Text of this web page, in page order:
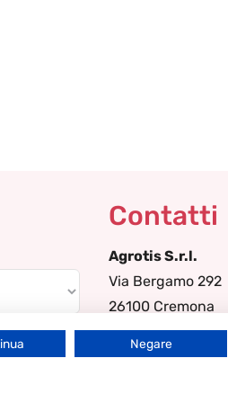
Contatti
Agrotis S.r.l.
Via Bergamo 292
26100 Cremona
Italia
+39-0372-560828
Negare